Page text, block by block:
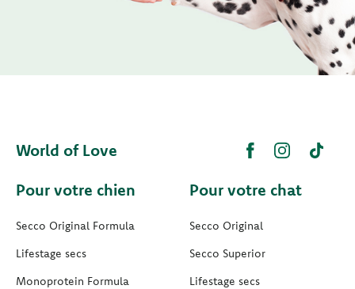
World of Love
Pour votre chien
Secco Original Formula
Lifestage secs
Monoprotein Formula
Pour votre chat
Secco Original
Secco Superior
Lifestage secs